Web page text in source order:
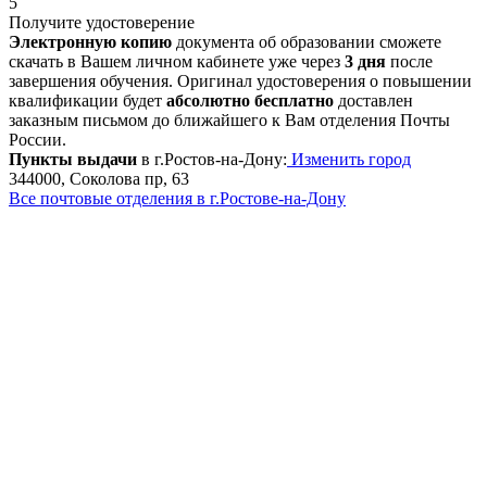
Получите удостоверение
Электронную копию документа об образовании сможете
скачать в Вашем личном кабинете уже через 3 дня после
завершения обучения. Оригинал удостоверения о повышении
квалификации будет абсолютно бесплатно доставлен
заказным письмом до ближайшего к Вам отделения Почты
России.
Пункты выдачи в г.Ростов-на-Дону: Изменить город
344000, Соколова пр, 63
Все почтовые отделения в г.Ростове-на-Дону